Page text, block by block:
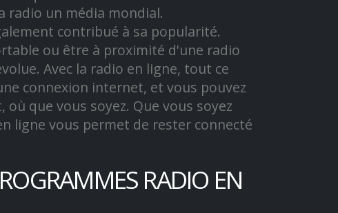
radio un média mondial.
contribué à sa popularité.
ou être à proximité d'une radio
Avec la radio en ligne, tout ce
connexion internet, et vous pouvez
que vous soyez. Que vous soyez
ligne vous permet de rester connecté
RADIO EN